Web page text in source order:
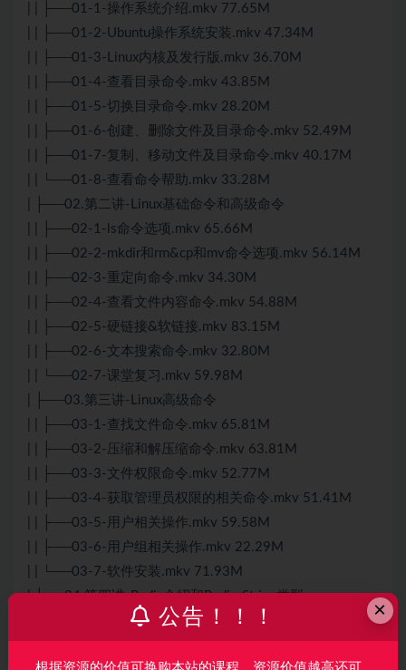
| | ├──01-1-操作系统介绍.mkv 77.65M
| | ├──01-2-Ubuntu操作系统安装.mkv 47.34M
| | ├──01-3- Linux内核及发行版.mkv 36.70M
| | ├──01-4-查看目录命令.mkv 43.85M
| | ├──01-5-切换目录命令.mkv 28.20M
| | ├──01-6-创建、删除文件及目录命令.mkv 52.49M
| | ├──01-7-复制、移动文件及目录命令.mkv 40.17M
| | └──01-8-查看命令帮助.mkv 33.28M
| ├──02.第二讲- Linux基础命令和高级命令
| | ├──02-1-ls命令选项.mkv 65.66M
| | ├──02-2-mkdir和rm&cp和mv命令选项.mkv 56.14M
| | ├──02-3-重定向命令.mkv 34.30M
| | ├──02-4-查看文件内容命令.mkv 54.88M
| | ├──02-5-硬链接&软链接.mkv 83.15M
| | ├──02-6-文本搜索命令.mkv 32.80M
| | └──02-7-课堂复习.mkv 59.98M
| ├──03.第三讲-Linux高级命令
| | ├──03-1-查找文件命令.mkv 65.81M
| | ├──03-2-压缩和解压缩命令.mkv 63.81M
| | ├──03-3-文件权限命令.mkv 52.77M
| | ├──03-4-获取管理员权限的相关命令.mkv 51.41M
| | ├──03-5-用户相关操作.mkv 59.58M
| | ├──03-6-用户组相关操作.mkv 22.29M
| | └──03-7-软件安装.mkv 71.93M
| ├──04.第四讲-Redis介绍和Redis-String类型
| | └──04-1-数据库的发展历史.mkv 43.55M
| ├──05.第五讲-Redis数据类型
×
公告！！！